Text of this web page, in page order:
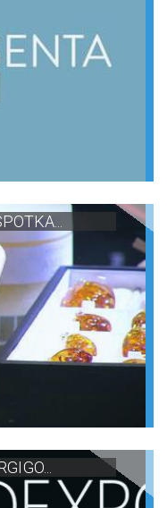
NA TARGI GO...